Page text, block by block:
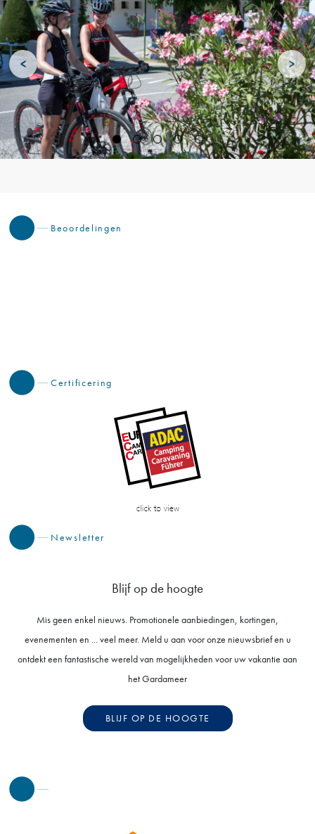
< >
Newsletter
Blijf op de hoogte
Mis geen enkel nieuws. Promotionele aanbiedingen, kortingen,
evenementen en ... veel meer. Meld u aan voor onze nieuwsbrief en u
ontdekt een fantastische wereld van mogelijkheden voor uw vakantie aan
het Gardameer
BLIJF OP DE HOOGTE
Beoordelingen
Certificering